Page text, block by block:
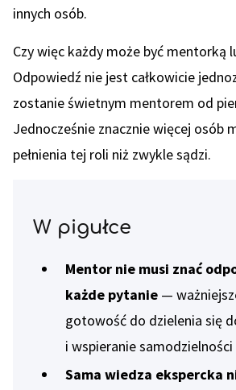
innych osób.
Czy więc każdy może być mentorką
Odpowiedź nie jest całkowicie
zostanie świetnym mentorem od
Jednocześnie znacznie więcej osób
pełnienia tej roli niż zwykle sądzi.
W pigułce
Mentor nie musi znać
każde pytanie —
gotowość do dzielenia się
i wspieranie
Sama wiedza ekspercka